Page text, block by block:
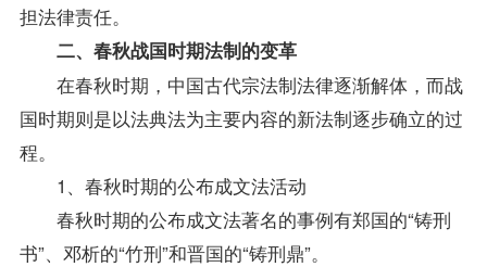
担法律责任。
二、春秋战国时期法制的变革
在春秋时期，中国古代宗法制法律逐渐解体，而战
国时期则是以法典法为主要内容的新法制逐步确立的过
程。
1、春秋时期的公布成文法活动
春秋时期的公布成文法著名的事例有郑国的“铸刑
书”、邓析的“竹刑”和晋国的“铸刑鼎”。